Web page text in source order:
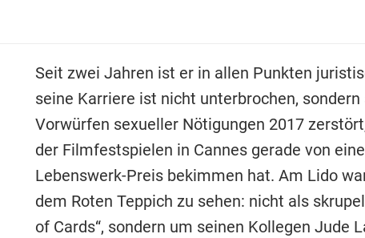
Seit zwei Jahren ist er in allen Punkten
seine Karriere ist nicht unterbrochen,
Vorwürfen sexueller Nötigungen 2017
der Filmfestspielen in Cannes gerade von
Lebenswerk-Preis bekimmen hat. Am Lido
dem Roten Teppich zu sehen: nicht als
of Cards“, sondern um seinen Kollegen Jude